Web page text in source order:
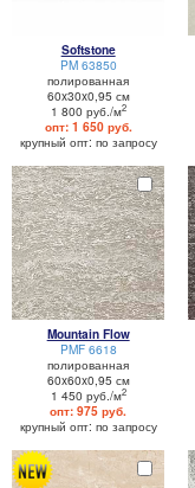
Softstone
PM 63850
полированная
60x30x0,95 см
1 800 руб./м2
опт: 1 650 руб.
крупный опт: по запросу
Mountain Flow
PMF 6618
полированная
60x60x0,95 см
1 450 руб./м2
опт: 975 руб.
крупный опт: по запросу